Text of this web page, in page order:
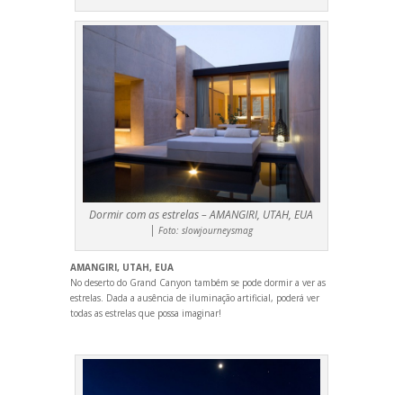
Dormir com as estrelas – AMANGIRI, UTAH, EUA
|Foto:slowjourneysmag
AMANGIRI, UTAH, EUA
No deserto do Grand Canyon também se pode dormir a ver as
estrelas. Dada a ausência de iluminação artificial, poderá ver
todas as estrelas que possa imaginar!